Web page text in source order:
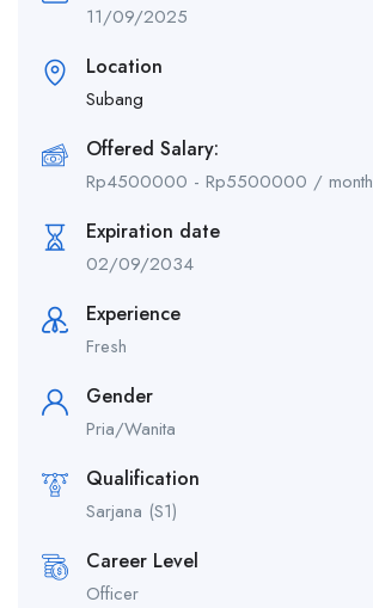
11/09/2025
Location
Subang
Offered Salary:
Rp4500000 - Rp5500000 / month
Expiration date
02/09/2034
Experience
Fresh
Gender
Pria/Wanita
Qualification
Sarjana (S1)
Career Level
Officer